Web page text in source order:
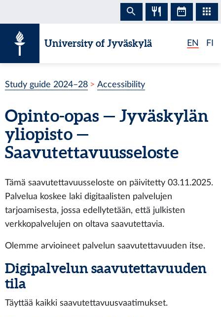
University of Jyväskylä EN FI
Study guide 2024–28 Accessibility
Opinto-opas — Jyväskylän
yliopisto —
Saavutettavuusseloste
Tämä saavutettavuusseloste on päivitetty 03.11.2025.
Palvelua koskee laki digitaalisten palvelujen
tarjoamisesta, jossa edellytetään, että julkisten
verkkopalvelujen on oltava saavutettavia.
Olemme arvioineet palvelun saavutettavuuden itse.
Digipalvelun saavutettavuuden
tila
Täyttää kaikki saavutettavuusvaatimukset.